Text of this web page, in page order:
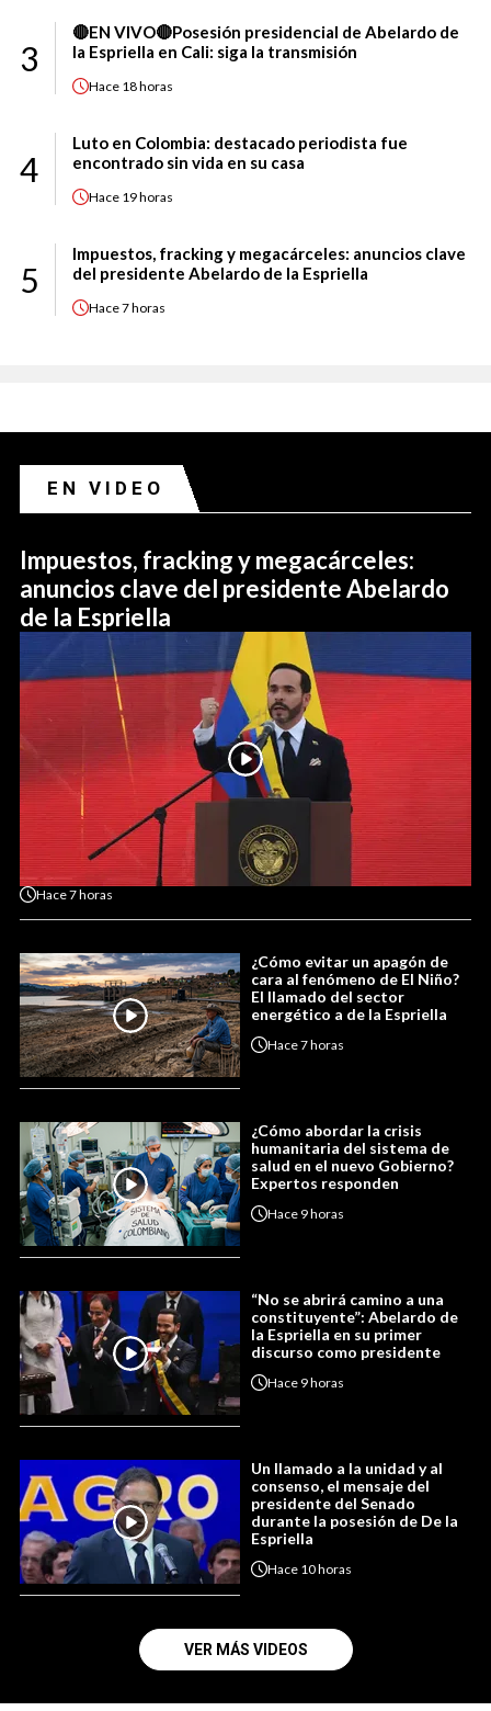
3
🔴EN VIVO🔴Posesión presidencial de Abelardo de
la Espriella en Cali: siga la transmisión
Hace 18 horas
4
Luto en Colombia: destacado periodista fue
encontrado sin vida en su casa
Hace 19 horas
5
Impuestos, fracking y megacárceles: anuncios clave
del presidente Abelardo de la Espriella
Hace7 horas
EN VIDEO
Impuestos, fracking y megacárceles:
anuncios clave del presidente Abelardo
de la Espriella
Hace7 horas
¿Cómo evitar un apagón de
cara al fenómeno de El Niño?
El llamado del sector
energético a de la Espriella
Hace7 horas
¿Cómo abordar la crisis
humanitaria del sistema de
salud en el nuevo Gobierno?
Expertos responden
Hace 9 horas
“No se abrirá camino a una
constituyente”: Abelardo de
la Espriella en su primer
discurso como presidente
Hace 9 horas
Un llamado a la unidad y al
consenso, el mensaje del
presidente del Senado
durante la posesión de De la
Espriella
Hace 10 horas
VER MÁS VIDEOS